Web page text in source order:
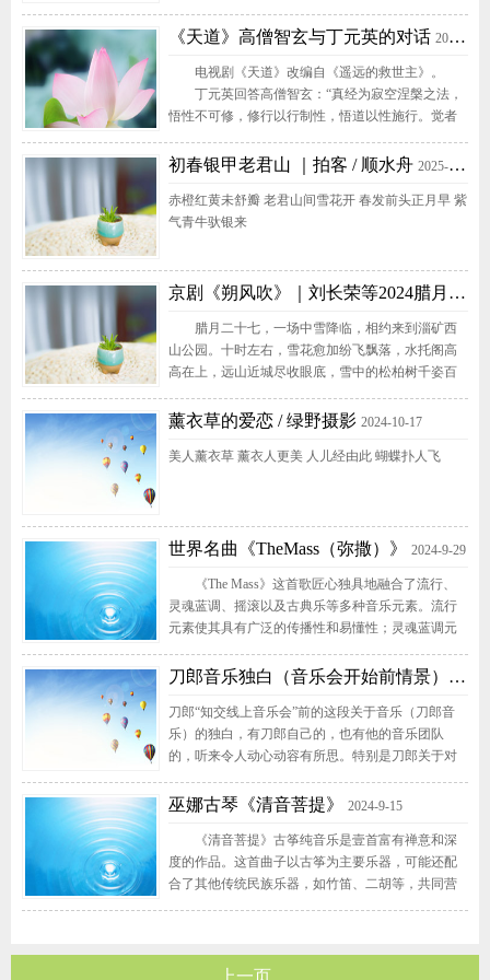
年，我的脸布满了沧桑，你的眼被皱纹写满，你的
一起走。今生我们还没爱够，死后也要葬在一个山
头。搀管它天不长地不久，别哭因为有我把你守。
有一...
《天道》高僧智玄与丁元英的对话 2025-2-27
电视剧《天道》改编自《遥远的救世主》。
丁元英回答高僧智玄：“真经为寂空涅槃之法，
悟性不可修，修行以行制性，悟道以性施行。觉者
住因住果、住念住心，如是生灭。不昧因果者无住
智玄大师问：“若非成佛，佛教...
初春银甲老君山 ｜拍客 / 顺水舟 2025-2-24
赤橙红黄未舒瓣 老君山间雪花开 春发前头正月早 紫
气青牛驮银来
京剧《朔风吹》｜刘长荣等2024腊月27雪中演绎
腊月二十七，一场中雪降临，相约来到淄矿西
山公园。十时左右，雪花愈加纷飞飘落，水托阁高
高在上，远山近城尽收眼底，雪中的松柏树千姿百
吹》……
薰衣草的爱恋 / 绿野摄影 2024-10-17
美人薰衣草 薰衣人更美 人儿经由此 蝴蝶扑人飞
世界名曲《TheMass（弥撒）》 2024-9-29
《The Mass》这首歌匠心独具地融合了流行、
灵魂蓝调、摇滚以及古典乐等多种音乐元素。流行
元素使其具有广泛的传播性和易懂性；灵魂蓝调元
素则赋予了歌曲强烈的节奏感和力量感；古典乐元
升了歌曲的艺术性和庄重感。其曲调源自中世纪的
法国宗教音乐，具有浓厚的...
刀郎音乐独白（音乐会开始前情景）2024-
刀郎“知交线上音乐会”前的这段关于音乐（刀郎音
乐）的独白，有刀郎自己的，也有他的音乐团队
的，听来令人动心动容有所思。特别是刀郎关于对
每个人，有深刻的启示意义。他说：我无法掌控生
生活的介质，而我只能用此作媒介参与生活……所
以希望所有的创作成为一个“风而不识，识而不
义”的...
巫娜古琴《清音菩提》 2024-9-15
《清音菩提》古筝纯音乐是壹首富有禅意和深
度的作品。这首曲子以古筝为主要乐器，可能还配
合了其他传统民族乐器，如竹笛、二胡等，共同营
宁静的追求。古筝的音色悠扬而深沉，能够深入人
上一页